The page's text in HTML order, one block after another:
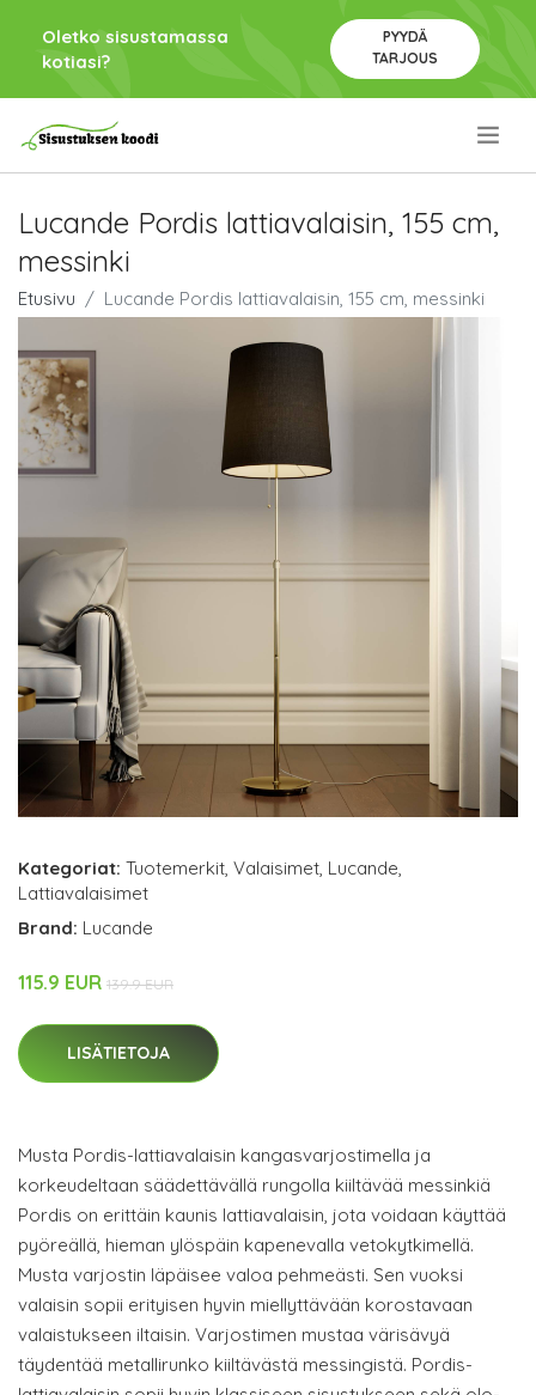
Oletko sisustamassa
kotiasi?
PYYDÄ
TARJOUS
Lucande Pordis lattiavalaisin, 155 cm,
messinki
Etusivu Lucande Pordis lattiavalaisin, 155 cm, messinki
Kategoriat: Tuotemerkit, Valaisimet, Lucande,
Lattiavalaisimet
Brand: Lucande
115.9 EUR 139.9 EUR
LISÄTIETOJA
Musta Pordis-lattiavalaisin kangasvarjostimella ja
korkeudeltaan säädettävällä rungolla kiiltävää messinkiä
Pordis on erittäin kaunis lattiavalaisin, jota voidaan käyttää
pyöreällä, hieman ylöspäin kapenevalla vetokytkimellä.
Musta varjostin läpäisee valoa pehmeästi. Sen vuoksi
valaisin sopii erityisen hyvin miellyttävään korostavaan
valaistukseen iltaisin. Varjostimen mustaa värisävyä
täydentää metallirunko kiiltävästä messingistä. Pordis-